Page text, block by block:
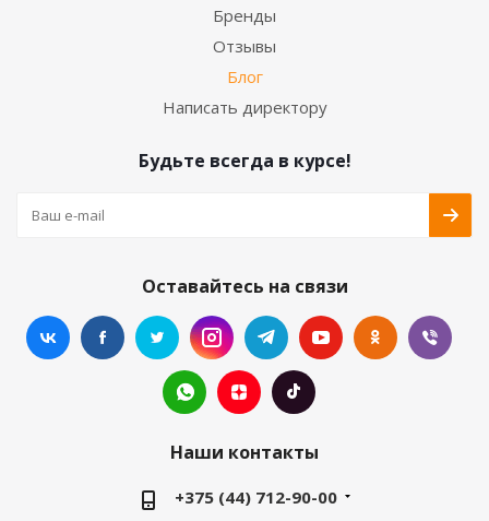
Бренды
Отзывы
Блог
Написать директору
Будьте всегда в курсе!
Оставайтесь на связи
Наши контакты
+375 (44) 712-90-00